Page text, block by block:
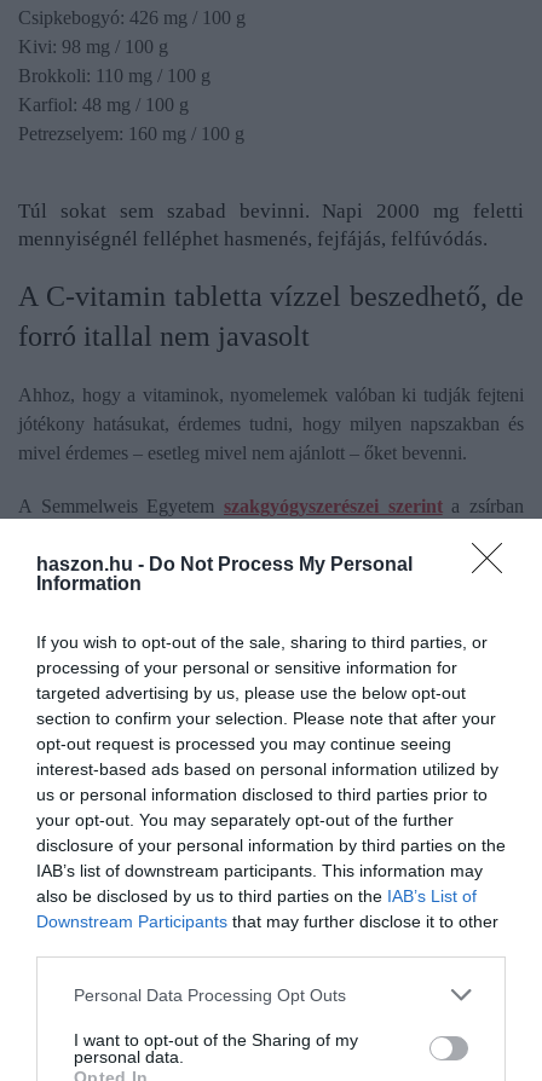
haszon.hu - Do Not Process My Personal
Information
If you wish to opt-out of the sale, sharing to third parties, or
processing of your personal or sensitive information for
targeted advertising by us, please use the below opt-out
section to confirm your selection. Please note that after your
opt-out request is processed you may continue seeing
interest-based ads based on personal information utilized by
us or personal information disclosed to third parties prior to
your opt-out. You may separately opt-out of the further
disclosure of your personal information by third parties on the
IAB’s list of downstream participants. This information may
also be disclosed by us to third parties on the IAB’s List of
Downstream Participants that may further disclose it to other
Please note that this website/app uses one or more Google
not limited to your visit or usage behaviour. You may click to
grant or deny consent to Google and its third-party tags to
Personal Data Processing Opt Outs
I want to opt-out of the Sharing of my
personal data.
Csipkebogyó: 426 mg / 100 g
Kivi: 98 mg / 100 g
Brokkoli: 110 mg / 100 g
Karfiol: 48 mg / 100 g
Petrezselyem: 160 mg / 100 g
Túl sokat sem szabad bevinni. Napi 2000 mg feletti
mennyiségnél felléphet hasmenés, fejfájás, felfúvódás.
A C-vitamin tabletta vízzel beszedhető, de
forró itallal nem javasolt
Ahhoz, hogy a vitaminok, nyomelemek valóban ki tudják fejteni
jótékony hatásukat, érdemes tudni, hogy milyen napszakban és
mivel érdemes – esetleg mivel nem ajánlott – őket bevenni.
A Semmelweis Egyetem szakgyógyszerészei szerinta zsírban
a B és aC vitamin tablettát egy pohár vízzel, akár reggeli előtt
is be lehet venni.
magukat.
A kávéban, teában, energiaitalokban lévő koffein kedvezőtlenül
befolyásolhatja a felszívódásukat, a C-, valamint a B1 és a B2
vitamin pedig hő hatására bomlik, tehát ezeket semmiképpennem
ajánlott forró itallal bevenni.
vitamin c-vitamin egészség betegség narancs
citrom